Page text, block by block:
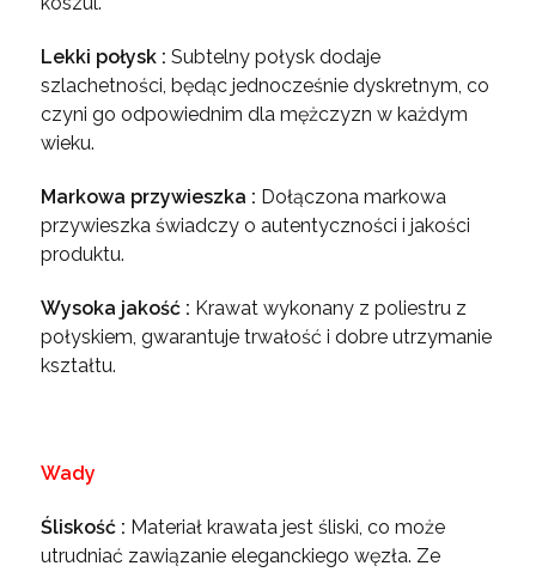
Lekki połysk : Subtelny połysk dodaje
szlachetności, będąc jednocześnie dyskretnym, co
czyni go odpowiednim dla mężczyzn w każdym
wieku.
Markowa przywieszka : Dołączona markowa
przywieszka świadczy o autentyczności i jakości
produktu.
Wysoka jakość : Krawat wykonany z poliestru z
połyskiem, gwarantuje trwałość i dobre utrzymanie
kształtu.
Wady
Śliskość : Materiał krawata jest śliski, co może
utrudniać zawiązanie eleganckiego węzła. Ze